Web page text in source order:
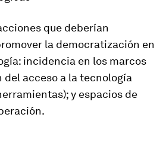
que deberían
la democratización en
incidencia en los marcos
del acceso a la tecnología
y espacios de